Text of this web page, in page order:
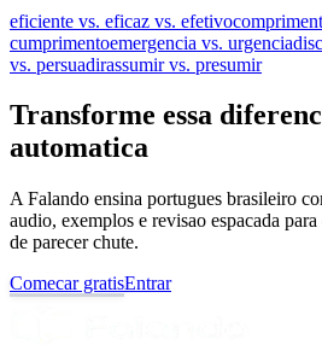
eficiente vs. eficaz vs. efetivo
cumprimentoemergencia vs. urgencia
vs. persuadirassumir vs. presumir
Transforme essa
automatica
A Falando ensina portugues brasileiro
audio, exemplos e revisao espacada
de parecer chute.
Comecar gratisEntrar